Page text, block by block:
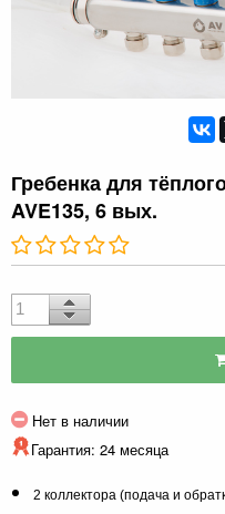
Гребенка для
AVE135, 6 вых.
Нет в наличии
Гарантия: 24 месяца
2 коллектора (подача и